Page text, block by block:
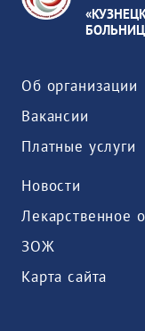
Об организации
Вакансии
Платные услуги
Новости
Лекарственное
ЗОЖ
Карта сайта